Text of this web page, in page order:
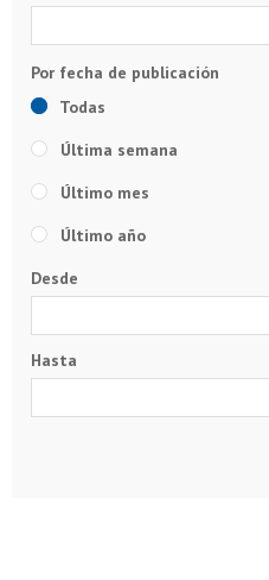
Todas
Última semana
Último mes
Último año
Desde
Hasta